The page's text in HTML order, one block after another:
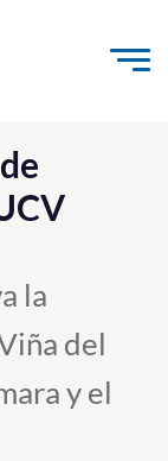
la
del
y el